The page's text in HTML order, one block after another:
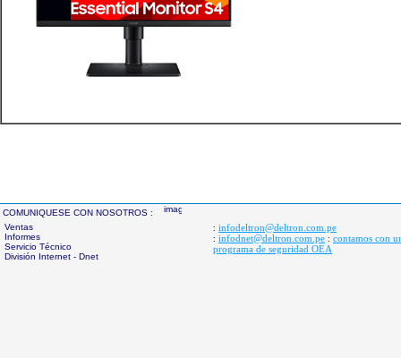
COMUNIQUESE CON NOSOTROS :
Ventas
Informes
Servicio Técnico
División Internet - Dnet
: infodeltron@deltron.com.pe
: infodnet@deltron.com.pe : contamos con
programa de seguridad OEA